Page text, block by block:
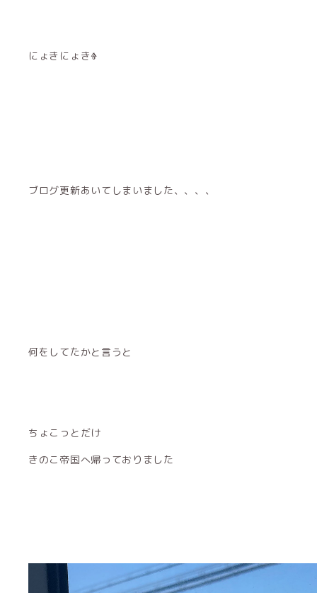
にょきにょきⰦ
ブログ更新あいてしまいました、、、、
何をしてたかと言うと
ちょこっとだけ
きのこ帝国へ帰っておりました